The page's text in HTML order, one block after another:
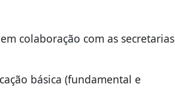
colaboração com as secretarias
básica (fundamental e